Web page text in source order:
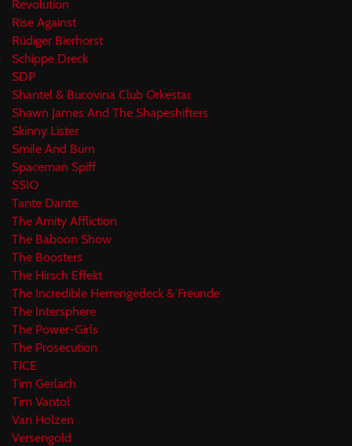
Revolution
Rise Against
Rüdiger Bierhorst
Schippe Dreck
SDP
Shantel & Bucovina Club Orkestar
Shawn James And The Shapeshifters
Skinny Lister
Smile And Burn
Spaceman Spiff
SSIO
Tante Dante
The Amity Affliction
The Baboon Show
The Boosters
The Hirsch Effekt
The Incredible Herrengedeck & Freunde
The Intersphere
The Power-Girls
The Prosecution
TICE
Tim Gerlach
Tim Vantol
Van Holzen
Versengold